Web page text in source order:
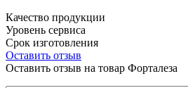
Качество продукции
Уровень сервиса
Срок изготовления
Оставить отзыв
Оставить отзыв на товар Форталеза